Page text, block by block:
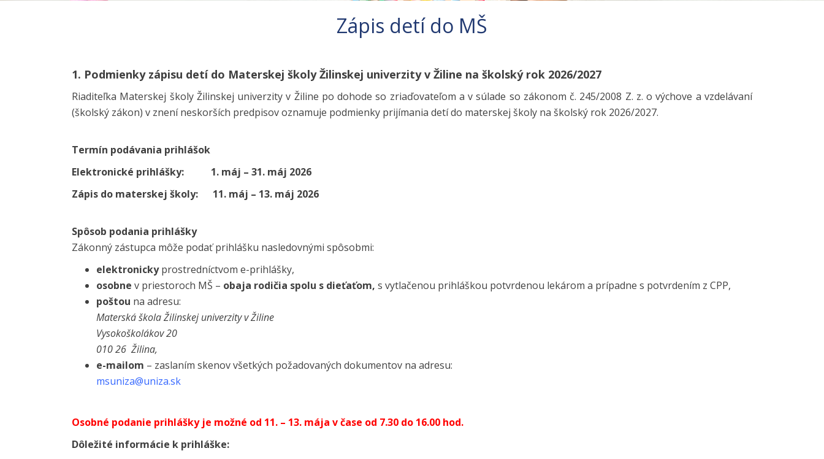
Zápis detí do MŠ
1. Podmienky zápisu detí do Materskej školy Žilinskej univerzity v Žiline na školský rok 2026/2027
Riaditeľka Materskej školy Žilinskej univerzity v Žiline po dohode so zriaďovateľom a v súlade so zákonom č. 245/2008 Z. z. o výchove a vzdelávaní
(školský zákon) v znení neskorších predpisov oznamuje podmienky prijímania detí do materskej školy na školský rok 2026/2027.
Termín podávania prihlášok
Elektronické prihlášky:
1. máj – 31. máj 2026
Zápis do materskej školy:
11. máj – 13. máj 2026
Spôsob podania prihlášky
Zákonný zástupca môže podať prihlášku nasledovnými spôsobmi:
elektronickyprostredníctvom e-prihlášky,
osobne v priestoroch MŠ – obaja rodičia spolu s dieťaťom, s vytlačenou prihláškou potvrdenou lekárom a prípadne s potvrdením z CPP,
poštou na adresu:
Materská škola Žilinskej univerzity v Žiline
Vysokoškolákov 20
010 26 Žilina,
e-mailom – zaslaním skenov všetkých požadovaných dokumentov na adresu:
msuniza@uniza.sk
Osobné podanie prihlášky je možné od 11. – 13. mája v čase od 7.30 do 16.00 hod.
Dôležité informácie k prihláške: